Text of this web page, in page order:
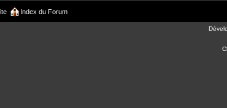
Index du Forum